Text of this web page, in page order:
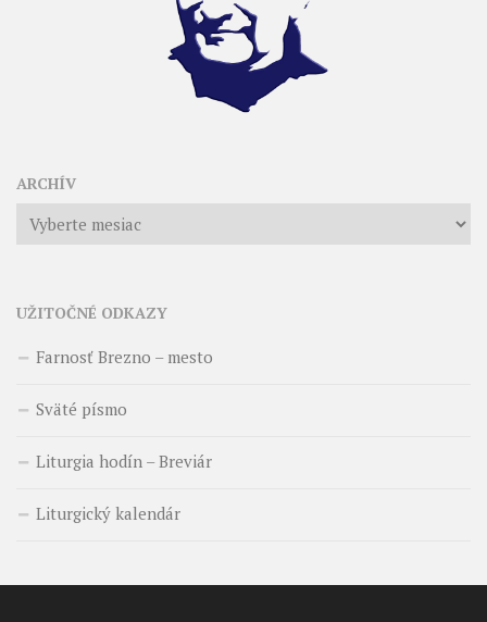
ARCHÍV
Archív
UŽITOČNÉ ODKAZY
Farnosť Brezno – mesto
Sväté písmo
Liturgia hodín – Breviár
Liturgický kalendár